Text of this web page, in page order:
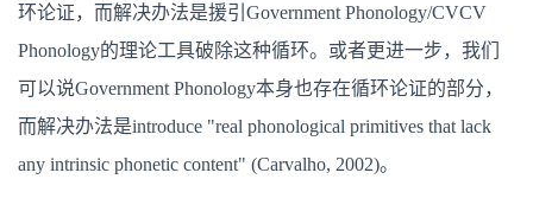
环论证，而解决办法是援引Government Phonology/CVCV
Phonology的理论工具破除这种循环。或者更进一步，我们
可以说Government Phonology本身也存在循环论证的部分，
而解决办法是introduce "real phonological primitives that lack
any intrinsic phonetic content" (Carvalho, 2002)。